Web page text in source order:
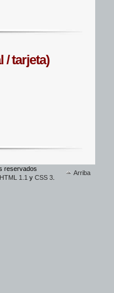
/ tarjeta)
Arriba
reservados
1.1 y CSS 3